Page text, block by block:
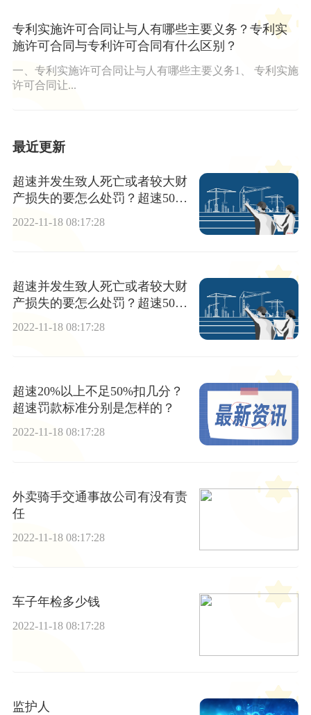
专利实施许可合同让与人有哪些主要义务？专利实
施许可合同与专利许可合同有什么区别？
一、专利实施许可合同让与人有哪些主要义务1、 专利实施
许可合同让...
最近更新
超速并发生致人死亡或者较大财
产损失的要怎么处罚？超速50%
2022-11-18 08:17:28
超速并发生致人死亡或者较大财
产损失的要怎么处罚？超速50%
2022-11-18 08:17:28
超速20%以上不足50%扣几分？
超速罚款标准分别是怎样的？
2022-11-18 08:17:28
外卖骑手交通事故公司有没有责
任
2022-11-18 08:17:28
车子年检多少钱
2022-11-18 08:17:28
监护人